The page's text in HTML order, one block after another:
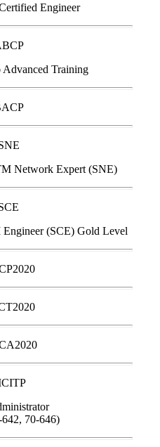
Engineer
Training
Network Expert (SNE)
(SCE) Gold Level
70-646)